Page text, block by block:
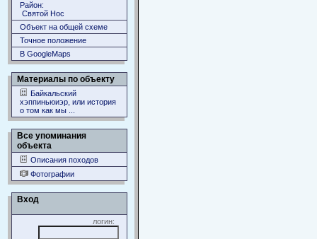
Район:
Святой Нос
Объект на общей схеме
Точное положение
В GoogleMaps
Материалы по объекту
Байкальский
хэппиньюиэр, или история
о том как мы ...
Все упоминания
объекта
Описания походов
Фотографии
Вход
логин: